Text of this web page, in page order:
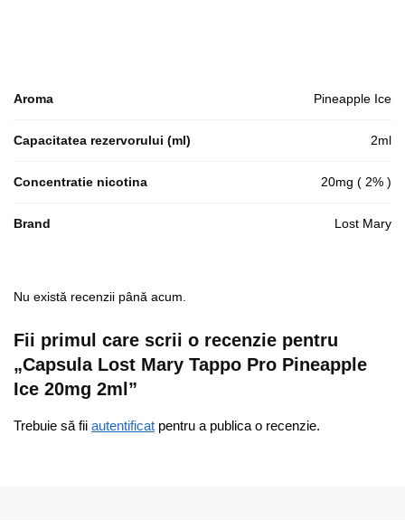
Aroma Pineapple Ice
Capacitatea rezervorului (ml) 2ml
Concentratie nicotina 20mg ( 2% )
Brand Lost Mary
Nu există recenzii până acum.
Fii primul care scrii o recenzie pentru
„Capsula Lost Mary Tappo Pro Pineapple
Ice 20mg 2ml”
Trebuie să fii autentificat pentru a publica o recenzie.